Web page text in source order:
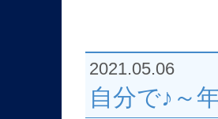
2021.05.06
自分で♪～